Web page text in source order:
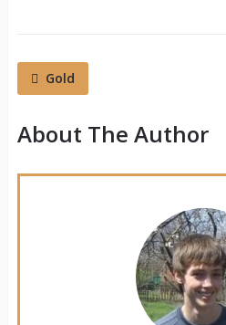
Gold
About The Author